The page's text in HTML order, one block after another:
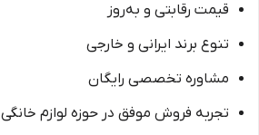
قیمت رقابتی و به‌روز
تنوع برند ایرانی و خارجی
مشاوره تخصصی رایگان
تجربه فروش موفق در حوزه لوازم خانگی